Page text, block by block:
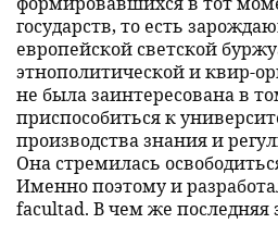
государств, то есть
европейской светской
этнополитической и квир-
не была заинтересована в
приспособиться к
производства знания и
Она стремилась
Именно поэтому и
facultad. В чем же последняя